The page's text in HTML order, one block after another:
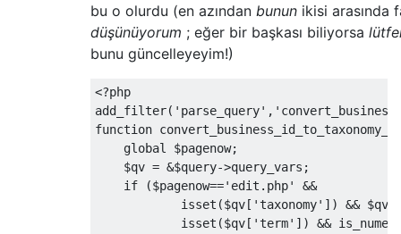
// If value is a string it should
if
(!is_array( $value)) {
// Update meta
            add_post_meta
( $post_id , $key,
}
}
else
{
// If passed along is an array,
          delete_post_meta
($post_id , $key
bu o olurdu (en azından bunun ikisi arasında
düşünüyorum ; eğer bir başkası biliyorsa
bunu güncelleyeyim!)
<?php
add_filter( 'parse_query' ,
function
global
$pagenow;
    $qv
= &$query->query_vars ;
if
($pagenow=='edit.php'
&&
            isset
($qv [ 'taxonomy' ]) && $qv
            isset
($qv [ 'term' ]) &&